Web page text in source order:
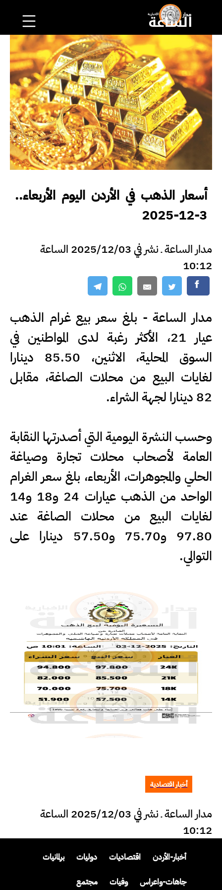
أسعار الذهب في الأردن اليوم الأربعاء..
3-12-2025
مدار الساعة ـ نشر في 2025/12/03 الساعة
10:12
مدار الساعة - بلغ سعر بيع غرام الذهب
عيار 21، الأكثر رغبة لدى المواطنين في
السوق المحلية، الاثنين، 85.50 دينارا
لغايات البيع من محلات الصاغة، مقابل
82 دينارا لجهة الشراء.
وحسب النشرة اليومية التي أصدرتها النقابة
العامة لأصحاب محلات تجارة وصياغة
الحلي والمجوهرات، الأربعاء، بلغ سعر الغرام
الواحد من الذهب عيارات 24 و18 و14
لغايات البيع من محلات الصاغة عند
97.80 و75.70 و57.50 دينارا على
التوالي.
أخبار اقتصادية
مدار الساعة ـ نشر في 2025/12/03 الساعة
10:12
أخبار-الأردن اقتصاديات دوليات برلمانيات
جاهات-واعراس وفيات مجتمع